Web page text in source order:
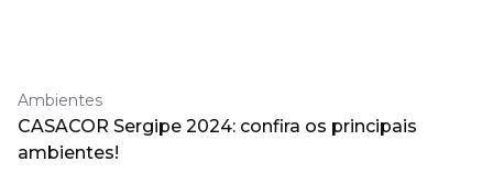
Ambientes
CASACOR Sergipe 2024: confira os principais
ambientes!